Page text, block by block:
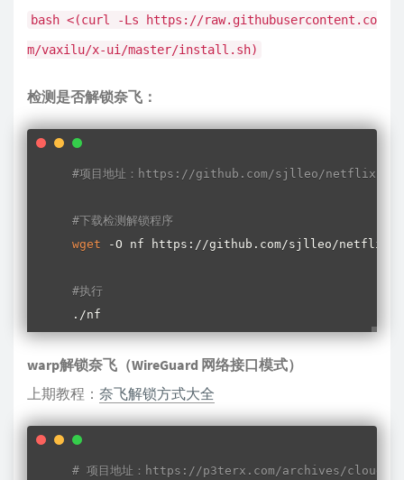
bash <(curl -Ls https://raw.githubusercontent.co
m/vaxilu/x-ui/master/install.sh)
检测是否解锁奈飞：
#项目地址：https://github.com/sjlleo/netflix-
#下载检测解锁程序
wget -O nf https://github.com/sjlleo/netflix-
#执行
./nf
warp解锁奈飞（WireGuard 网络接口模式）
上期教程： 奈飞解锁方式大全
# 项目地址：https://p3terx.com/archives/